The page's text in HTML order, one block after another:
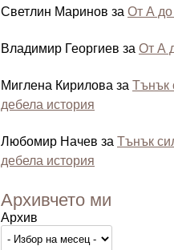
Светлин Маринов за От А до
Владимир Георгиев за От А
Миглена Кирилова за Тънък
дебела история
Любомир Начев за Тънък
дебела история
Архивчето ми
Архив